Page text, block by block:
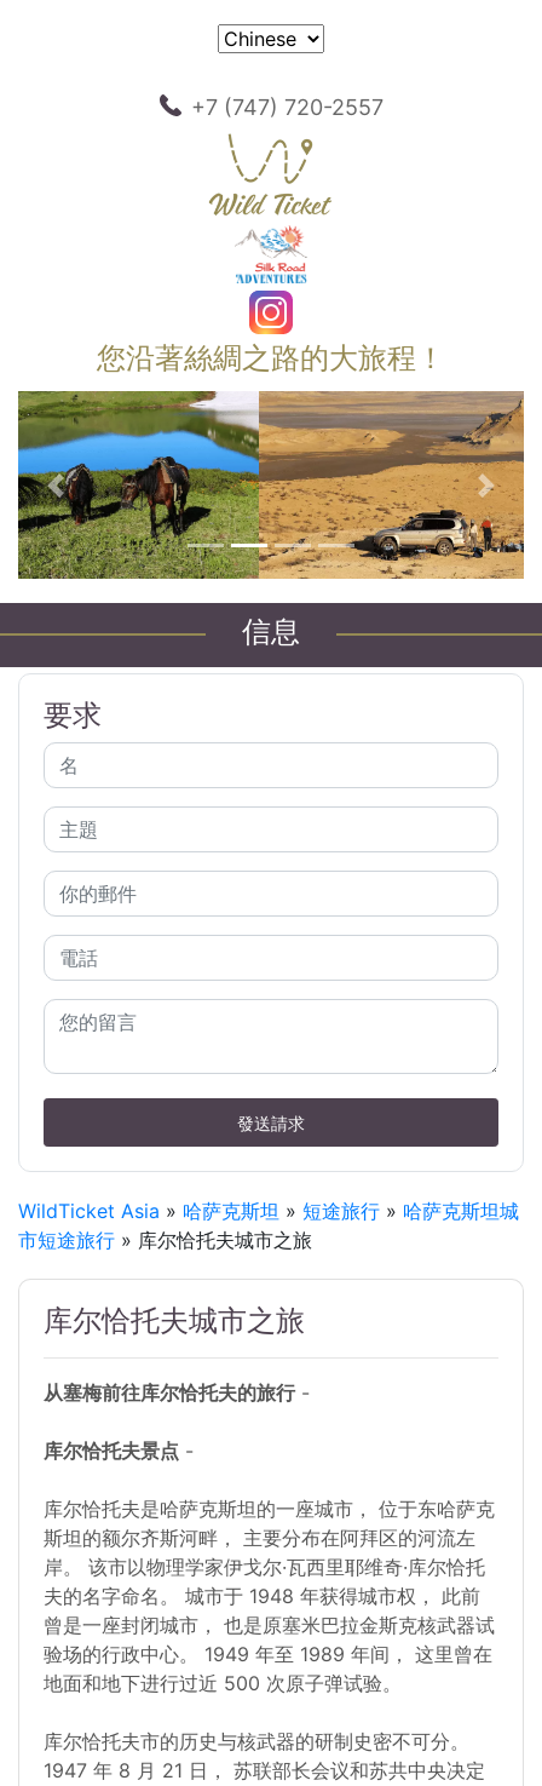
+7 (747) 720-2557
您沿著絲綢之路的大旅程！
以前的 下一個
信息
要求
發送請求
WildTicket Asia » 哈萨克斯坦 » 短途旅行 » 哈萨克斯坦城
市短途旅行 » 库尔恰托夫城市之旅
库尔恰托夫城市之旅
从塞梅前往库尔恰托夫的旅行-
库尔恰托夫景点 -
库尔恰托夫是哈萨克斯坦的一座城市， 位于东哈萨克
斯坦的额尔齐斯河畔， 主要分布在阿拜区的河流左
岸。 该市以物理学家伊戈尔·瓦西里耶维奇·库尔恰托
夫的名字命名。 城市于 1948 年获得城市权， 此前
曾是一座封闭城市， 也是原塞米巴拉金斯克核武器试
验场的行政中心。 1949 年至 1989 年间， 这里曾在
地面和地下进行过近 500 次原子弹试验。
库尔恰托夫市的历史与核武器的研制史密不可分。
1947 年 8 月 21 日， 苏联部长会议和苏共中央决定